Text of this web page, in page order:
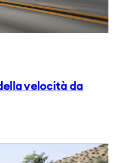
velocità da